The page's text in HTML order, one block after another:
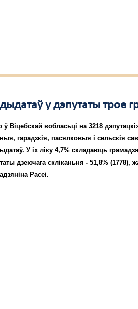
у дэпутаты трое
ў Віцебскай вобласьці на 3218
гарадзкія, пасялковыя і сельскія
У іх ліку 4,7% складаюць
дзеючага скліканьня - 51,8% (1778),
Расеі.